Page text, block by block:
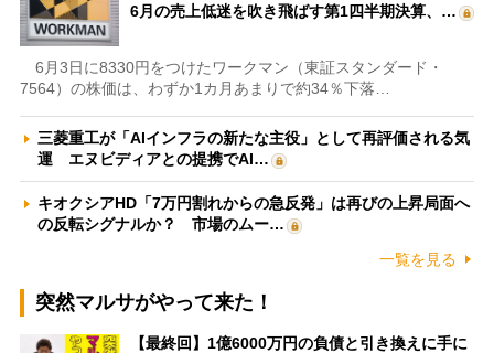
6月の売上低迷を吹き飛ばす第1四半期決算、…
6月3日に8330円をつけたワークマン（東証スタンダード・
7564）の株価は、わずか1カ月あまりで約34％下落…
三菱重工が「AIインフラの新たな主役」として再評価される気
運 エヌビディアとの提携でAI…
キオクシアHD「7万円割れからの急反発」は再びの上昇局面へ
の反転シグナルか？ 市場のムー…
一覧を見る
突然マルサがやって来た！
【最終回】1億6000万円の負債と引き換えに手に